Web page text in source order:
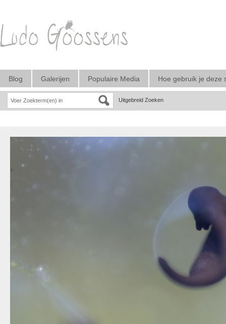
Blog Galerijen Populaire Media Hoe gebruik je deze
Uitgebreid Zoeken